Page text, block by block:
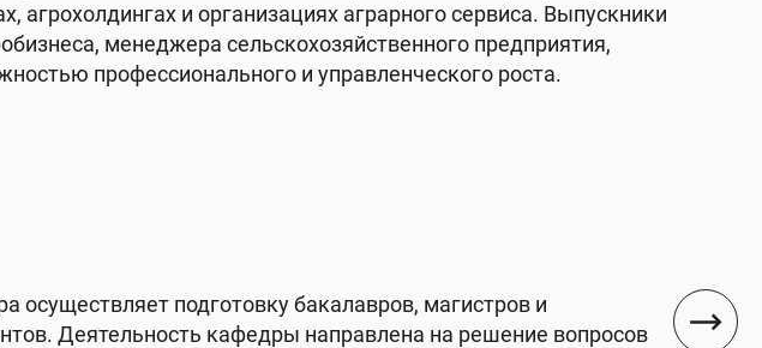
агрохолдингах и организациях аграрного сервиса. Выпускники
менеджера сельскохозяйственного предприятия,
профессионального и управленческого роста.
осуществляет подготовку бакалавров, магистров и
Деятельность кафедры направлена на решение вопросов